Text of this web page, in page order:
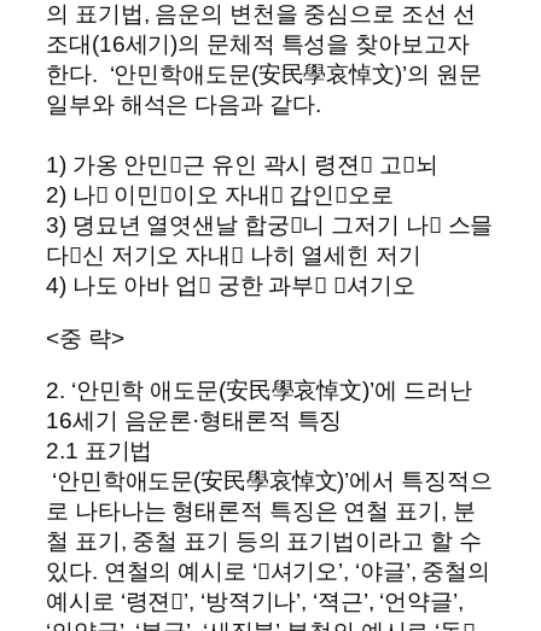
의 표기법, 음운의 변천을 중심으로 조선 선
조대(16세기)의 문체적 특성을 찾아보고자
한다. ‘안민학애도문(安民學哀悼文)’의 원문
일부와 해석은 다음과 같다.
1) 가옹 안민근 유인 곽시 령젼 고뇌
2) 나 이민이오 자내 갑인오로
3) 뎡묘년 열엿샌날 합궁니 그저기 나 스믈
다신 저기오 자내 나히 열세힌 저기
4) 나도 아바 업 궁한 과부 셔기오
<중 략>
2. ‘안민학 애도문(安民學哀悼文)’에 드러난
16세기 음운론·형태론적 특징
2.1 표기법
‘안민학애도문(安民學哀悼文)’에서 특징적으
로 나타나는 형태론적 특징은 연철 표기, 분
철 표기, 중철 표기 등의 표기법이라고 할 수
있다. 연철의 예시로 ‘셔기오’, ‘야글’, 중철의
예시로 ‘령젼’, ‘방젹기나’, ‘젹근’, ‘언약글’,